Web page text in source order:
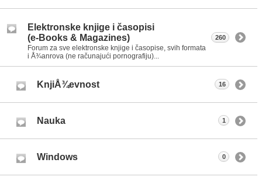
Elektronske knjige i časopisi
(e-Books & Magazines)
Forum za sve elektronske knjige i časopise, svih formata
i Å¾anrova (ne računajući pornografiju)...
260
KnjiÅ¾evnost 16
Nauka 1
Windows 0